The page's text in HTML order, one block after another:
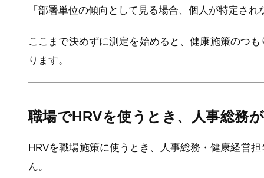
「部署単位の傾向として見る場合、個人が特定さ
ここまで決めずに測定を始めると、健康施策のつ
ります。
職場でHRVを使うとき、人事総務
HRVを職場施策に使うとき、人事総務・健康経営
ん。